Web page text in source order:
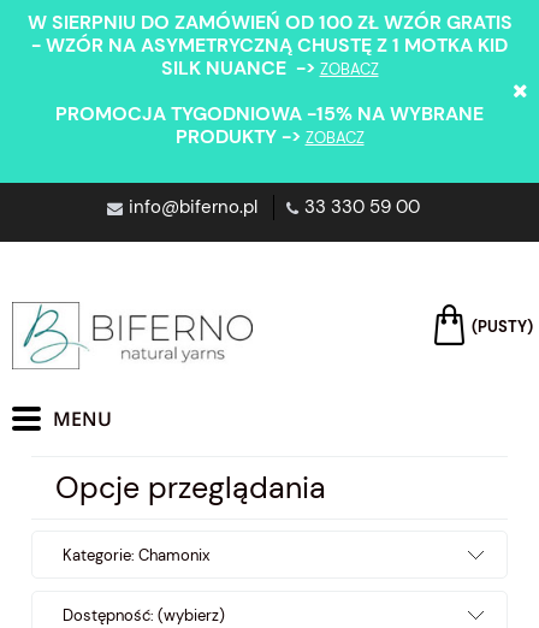
W SIERPNIU DO ZAMÓWIEŃ OD 100 ZŁ WZÓR GRATIS
- WZÓR NA ASYMETRYCZNĄ CHUSTĘ Z 1 MOTKA KID
SILK NUANCE -> ZOBACZ
PROMOCJA TYGODNIOWA -15% NA WYBRANE
PRODUKTY -> ZOBACZ
info@biferno.pl 33 330 59 00
(PUSTY)
Opcje przeglądania
Kategorie: Chamonix
Dostępność: (wybierz)